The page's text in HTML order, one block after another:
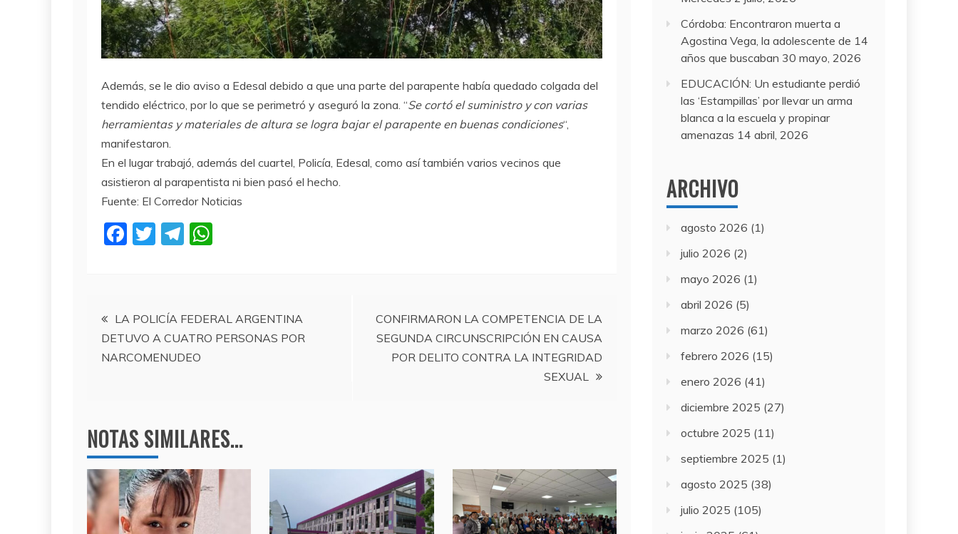
Además, se le dio aviso a Edesal debido a que una parte del parapente había quedado colgada del
tendido eléctrico, por lo que se perimetró y aseguró la zona. “Se cortó el suministro y con varias
herramientas y materiales de altura se logra bajar el parapente en buenas condiciones“,
manifestaron.
En el lugar trabajó, además del cuartel, Policía, Edesal, como así también varios vecinos que
asistieron al parapentista ni bien pasó el hecho.
Fuente: El Corredor Noticias
F
b
o
o
T
T
a
m
A
p
Navegación
de
LA POLICÍA FEDERAL ARGENTINA
DETUVO A CUATRO PERSONAS POR
NARCOMENUDEO
CONFIRMARON LA COMPETENCIA DE LA
SEGUNDA CIRCUNSCRIPCIÓN EN CAUSA
POR DELITO CONTRA LA INTEGRIDAD
SEXUAL
NOTAS SIMILARES...
Córdoba: Encontraron muerta a
Agostina Vega, la adolescente de 14
años que buscaban 30 mayo, 2026
EDUCACIÓN: Un estudiante perdió
las ‘Estampillas’ por llevar un arma
blanca a la escuela y propinar
amenazas 14 abril, 2026
ARCHIVO
agosto 2026 (1)
julio 2026 (2)
mayo 2026 (1)
abril 2026 (5)
marzo 2026 (61)
febrero 2026 (15)
enero 2026 (41)
diciembre 2025 (27)
octubre 2025 (11)
septiembre 2025 (1)
agosto 2025 (38)
julio 2025 (105)